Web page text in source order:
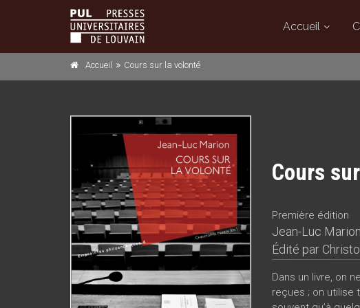
Accueil
Accueil Cours sur la volonté
Cours
Première édition
Jean-Luc Marion
Édité par
Dans un livre, on
reçues ; on utilise